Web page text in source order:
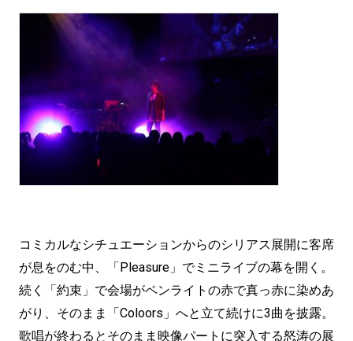
コミカルなシチュエーションからのシリアス展開に客席
が息をのむ中、「Pleasure」でミニライブの幕を開く。
続く「約束」で会場がペンライトの赤で真っ赤に染めあ
がり、そのまま「Coloors」へと立て続けに3曲を披露。
歌唱が終わるとそのまま映像パートに突入する怒涛の展